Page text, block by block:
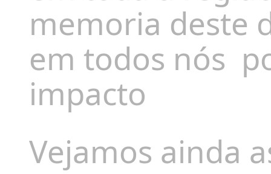
memoria deste
em todos nós
impacto
Vejamos ainda